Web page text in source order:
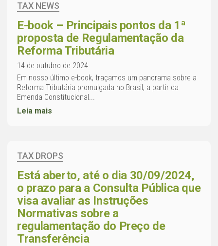
TAX NEWS
E-book – Principais pontos da 1ª
proposta de Regulamentação da
Reforma Tributária
14 de outubro de 2024
Em nosso último e-book, traçamos um panorama sobre a
Reforma Tributária promulgada no Brasil, a partir da
Emenda Constitucional...
Leia mais
TAX DROPS
Está aberto, até o dia 30/09/2024,
o prazo para a Consulta Pública que
visa avaliar as Instruções
Normativas sobre a
regulamentação do Preço de
Transferência